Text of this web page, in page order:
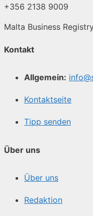
+356 2138 9009
Malta Business
Kontakt
Allgemein:
Kontaktseite
Tipp senden
Über uns
Über uns
Redaktion